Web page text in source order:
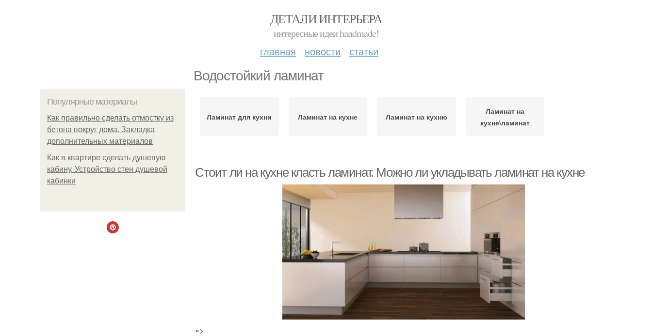
ДЕТАЛИ ИНТЕРЬЕРА
интересные идеи handmade!
главная новости статьи
Водостойкий ламинат
Популярные материалы
Как правильно сделать отмостку из
бетона вокруг дома. Закладка
дополнительных материалов
Как в квартире сделать душевую
кабину. Устройство стен душевой
кабинки
Ламинат для кухни Ламинат на кухне Ламинат на кухню
Ламинат на
кухне\ламинат
Стоит ли на кухне класть ламинат. Можно ли укладывать ламинат на кухне
«>